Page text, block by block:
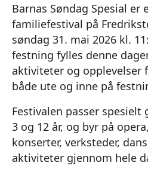
Barnas Søndag Spesial er
familiefestival på
søndag 31. mai 2026 kl.
festning fylles denne
aktiviteter og opplevelser
både ute og inne på
Festivalen passer
3 og 12 år, og byr på
konserter, verksteder,
aktiviteter gjennom hele